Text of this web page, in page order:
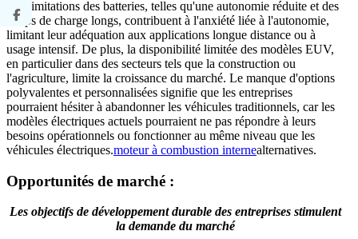
Les limitations des batteries, telles qu'une autonomie réduite et des
temps de charge longs, contribuent à l'anxiété liée à l'autonomie,
limitant leur adéquation aux applications longue distance ou à
usage intensif. De plus, la disponibilité limitée des modèles EUV,
en particulier dans des secteurs tels que la construction ou
l'agriculture, limite la croissance du marché. Le manque d'options
polyvalentes et personnalisées signifie que les entreprises
pourraient hésiter à abandonner les véhicules traditionnels, car les
modèles électriques actuels pourraient ne pas répondre à leurs
besoins opérationnels ou fonctionner au même niveau que les
véhicules électriques.moteur à combustion internealternatives.
Opportunités de marché :
Les objectifs de développement durable des entreprises stimulent
la demande du marché